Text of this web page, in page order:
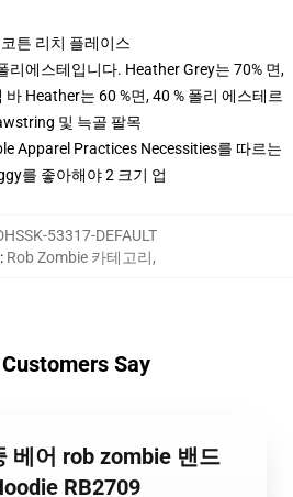
튼 리치 플레이스
리에스테입니다. Heather Grey는 70% 면,
Heather는 60 %면, 40 % 폴리 에스테르
및 늑골 팔목
Apparel Practices Necessities를 따르는
를 좋아해야 2 크기 업
53317-DEFAULT
: Rob Zombie 카테고리,
Say
베어 rob zombie 밴드
RB2709